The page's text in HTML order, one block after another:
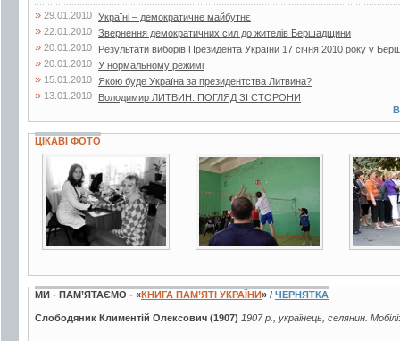
» 29.01.2010 Україні – демократичне майбутнє
» 22.01.2010 Звернення демократичних сил до жителів Бершадщини
» 20.01.2010 Результати виборів Президента України 17 січня 2010 року у
» 20.01.2010 У нормальному режимі
» 15.01.2010 Якою буде Україна за президентства Литвина?
» 13.01.2010
Володимир ЛИТВИН: ПОГЛЯД ЗІ СТОРОНИ
ЦІКАВІ ФОТО
5 фото 5 фото 3
МИ - ПАМ’ЯТАЄМО - «КНИГА ПАМ’ЯТІ УКРАЇНИ» / ЧЕРНЯТКА
Слободяник Климентій Олексович (1907) 1907 р., українець, селянин.